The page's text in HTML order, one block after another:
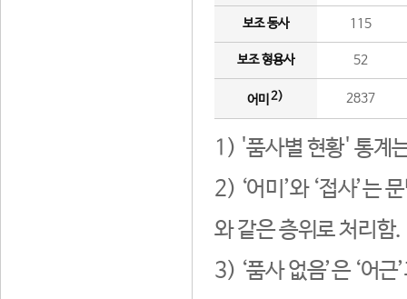
보조 동사 115
보조 형용사 52
어미 2) 2837
1) '품사별 현황' 통계
2) ‘어미’와 ‘접사’는
와 같은 층위로 처리함.
3) ‘품사 없음’은 ‘어